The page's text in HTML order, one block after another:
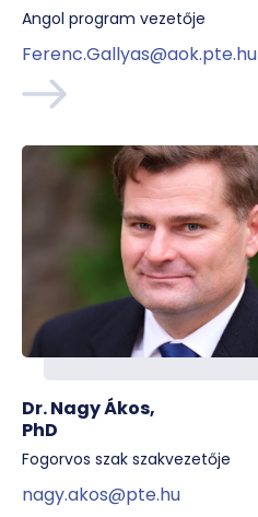
Angol program vezetője
Ferenc.Gallyas@aok.pte.hu
Dr. Nagy Ákos,
PhD
Fogorvos szak szakvezetője
nagy.akos@pte.hu